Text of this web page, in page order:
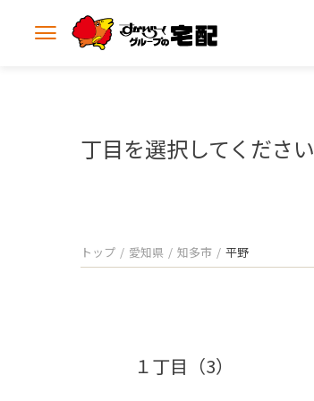
メ
丁目を選択してください
トップ 愛知県 知多市 平野
１丁目（3）